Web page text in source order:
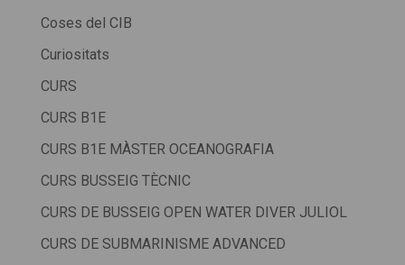
Coses del CIB
Curiositats
CURS
CURS B1E
CURS B1E MÀSTER OCEANOGRAFIA
CURS BUSSEIG TÈCNIC
CURS DE BUSSEIG OPEN WATER DIVER JULIOL
CURS DE SUBMARINISME ADVANCED